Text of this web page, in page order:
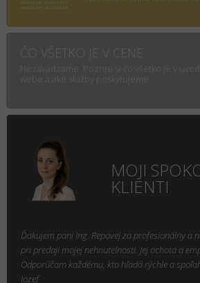
ČO VŠETKO JE V CENE
MOJI
KLIENTI
Ďakujem pani Ing. Repovej za profesionálny a
pri predaji mojej nehnuteľnosti. Jej ochota a
Odporúčam každému, kto hľadá rýchle a
Jozef